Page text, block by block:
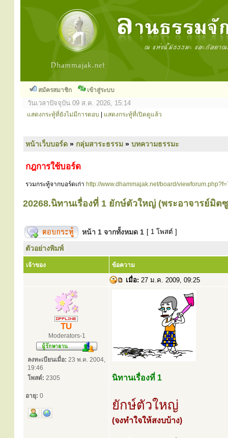
สมัครสมาชิก เข้าสู่ระบบ
วันเวลาปัจจุบัน 09 ส.ค. 2026, 15:14
แสดงกระทู้ที่ยังไม่มีการตอบ แสดงกระทู้ที่เปิดดูแล้ว
หน้าเว็บบอร์ด » กลุ่มสาระธรรม » บทความธรรมะ
กฎการใช้บอร์ด
รวมกระทู้จากบอร์ดเก่า http://www.dhammajak.net/board/
20268.นิทานเรื่องที่ 1 ยักษ์ตัวใหญ่ (พระอาจารย์มิต
หน้า 1 จากทั้งหมด 1 [ 1 โพสต์ ]
ตัวอย่างพิมพ์
เจ้าของ ข้อความ
เมื่อ: 27 ม.ค. 2009, 09:25
TU
Moderators-1
ลงทะเบียนเมื่อ: 23 พ.ค. 2004,
19:46
โพสต์: 2305
อายุ: 0
นิทานเรื่องที่ 1
ยักษ์ตัวใหญ่
(จงทำใจให้สงบบ้าง)